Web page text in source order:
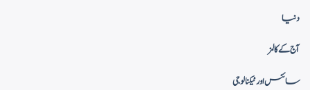
دنیا
آج کے کالمز
سائنس اور ٹیکنالوجی